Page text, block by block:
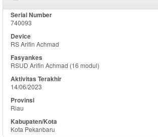
740093
RS Arifin Achmad
RSUD Arifin Achmad (16 modul)
14/06/2023
Riau
Kota Pekanbaru